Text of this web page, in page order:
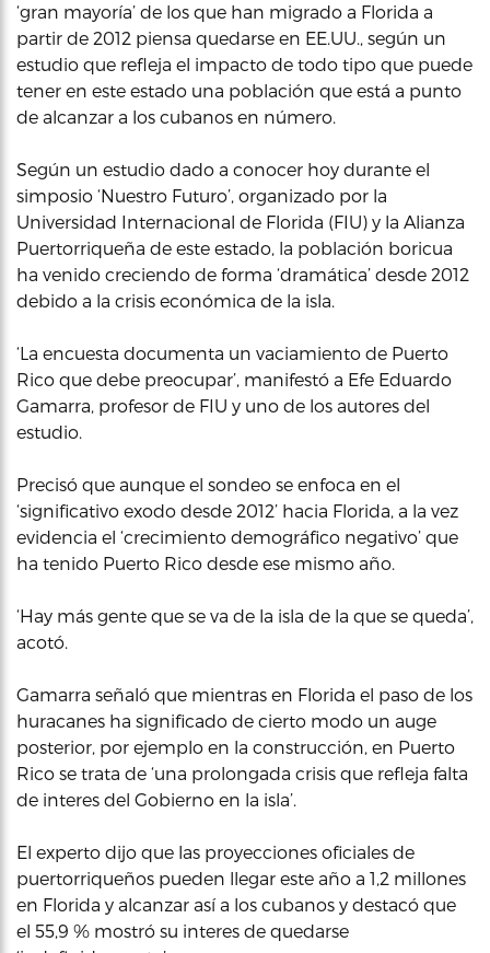
‘gran mayoría’ de los que han migrado a Florida a
partir de 2012 piensa quedarse en EE.UU., según un
estudio que refleja el impacto de todo tipo que puede
tener en este estado una población que está a punto
de alcanzar a los cubanos en número.
Según un estudio dado a conocer hoy durante el
simposio ‘Nuestro Futuro’, organizado por la
Universidad Internacional de Florida (FIU) y la Alianza
Puertorriqueña de este estado, la población boricua
ha venido creciendo de forma ‘dramática’ desde 2012
debido a la crisis económica de la isla.
‘La encuesta documenta un vaciamiento de Puerto
Rico que debe preocupar’, manifestó a Efe Eduardo
Gamarra, profesor de FIU y uno de los autores del
estudio.
Precisó que aunque el sondeo se enfoca en el
‘significativo exodo desde 2012’ hacia Florida, a la vez
evidencia el ‘crecimiento demográfico negativo’ que
ha tenido Puerto Rico desde ese mismo año.
‘Hay más gente que se va de la isla de la que se queda’,
acotó.
Gamarra señaló que mientras en Florida el paso de los
huracanes ha significado de cierto modo un auge
posterior, por ejemplo en la construcción, en Puerto
Rico se trata de ‘una prolongada crisis que refleja falta
de interes del Gobierno en la isla’.
El experto dijo que las proyecciones oficiales de
puertorriqueños pueden llegar este año a 1,2 millones
en Florida y alcanzar así a los cubanos y destacó que
el 55,9 % mostró su interes de quedarse